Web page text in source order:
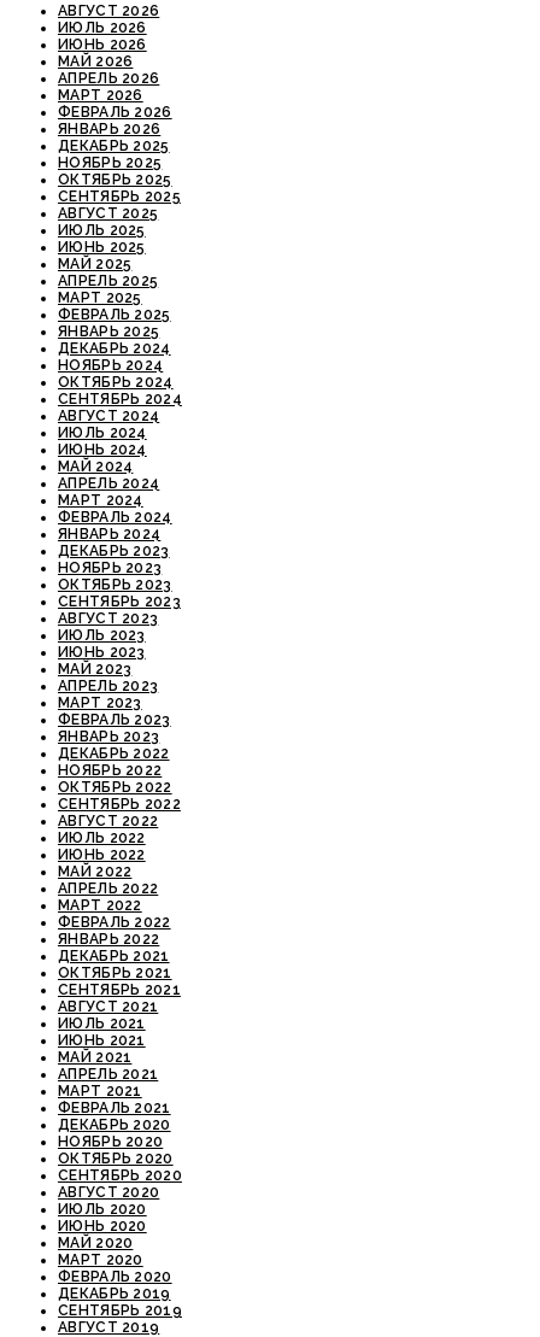
АВГУСТ 2026
ИЮЛЬ 2026
ИЮНЬ 2026
МАЙ 2026
АПРЕЛЬ 2026
МАРТ 2026
ФЕВРАЛЬ 2026
ЯНВАРЬ 2026
ДЕКАБРЬ 2025
НОЯБРЬ 2025
ОКТЯБРЬ 2025
СЕНТЯБРЬ 2025
АВГУСТ 2025
ИЮЛЬ 2025
ИЮНЬ 2025
МАЙ 2025
АПРЕЛЬ 2025
МАРТ 2025
ФЕВРАЛЬ 2025
ЯНВАРЬ 2025
ДЕКАБРЬ 2024
НОЯБРЬ 2024
ОКТЯБРЬ 2024
СЕНТЯБРЬ 2024
АВГУСТ 2024
ИЮЛЬ 2024
ИЮНЬ 2024
МАЙ 2024
АПРЕЛЬ 2024
МАРТ 2024
ФЕВРАЛЬ 2024
ЯНВАРЬ 2024
ДЕКАБРЬ 2023
НОЯБРЬ 2023
ОКТЯБРЬ 2023
СЕНТЯБРЬ 2023
АВГУСТ 2023
ИЮЛЬ 2023
ИЮНЬ 2023
МАЙ 2023
АПРЕЛЬ 2023
МАРТ 2023
ФЕВРАЛЬ 2023
ЯНВАРЬ 2023
ДЕКАБРЬ 2022
НОЯБРЬ 2022
ОКТЯБРЬ 2022
СЕНТЯБРЬ 2022
АВГУСТ 2022
ИЮЛЬ 2022
ИЮНЬ 2022
МАЙ 2022
АПРЕЛЬ 2022
МАРТ 2022
ФЕВРАЛЬ 2022
ЯНВАРЬ 2022
ДЕКАБРЬ 2021
ОКТЯБРЬ 2021
СЕНТЯБРЬ 2021
АВГУСТ 2021
ИЮЛЬ 2021
ИЮНЬ 2021
МАЙ 2021
АПРЕЛЬ 2021
МАРТ 2021
ФЕВРАЛЬ 2021
ДЕКАБРЬ 2020
НОЯБРЬ 2020
ОКТЯБРЬ 2020
СЕНТЯБРЬ 2020
АВГУСТ 2020
ИЮЛЬ 2020
ИЮНЬ 2020
МАЙ 2020
МАРТ 2020
ФЕВРАЛЬ 2020
ДЕКАБРЬ 2019
СЕНТЯБРЬ 2019
АВГУСТ 2019